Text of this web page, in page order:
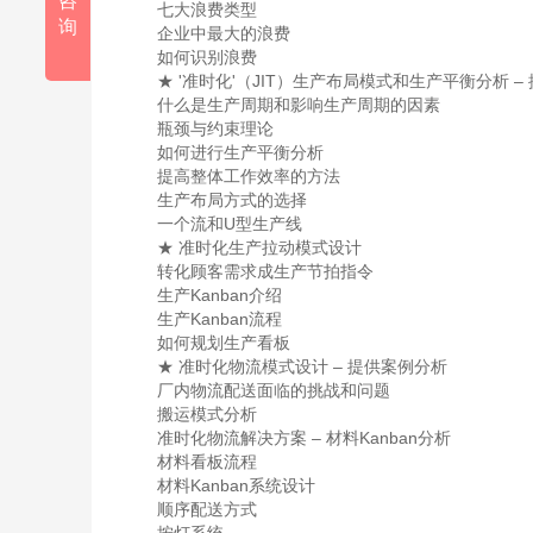
七大浪费类型
企业中最大的浪费
如何识别浪费
★ '准时化'（JIT）生产布局模式和生产平衡分析 –
什么是生产周期和影响生产周期的因素
瓶颈与约束理论
如何进行生产平衡分析
提高整体工作效率的方法
生产布局方式的选择
一个流和U型生产线
★ 准时化生产拉动模式设计
转化顾客需求成生产节拍指令
生产Kanban介绍
生产Kanban流程
如何规划生产看板
★ 准时化物流模式设计 – 提供案例分析
厂内物流配送面临的挑战和问题
搬运模式分析
准时化物流解决方案 – 材料Kanban分析
材料看板流程
材料Kanban系统设计
顺序配送方式
询